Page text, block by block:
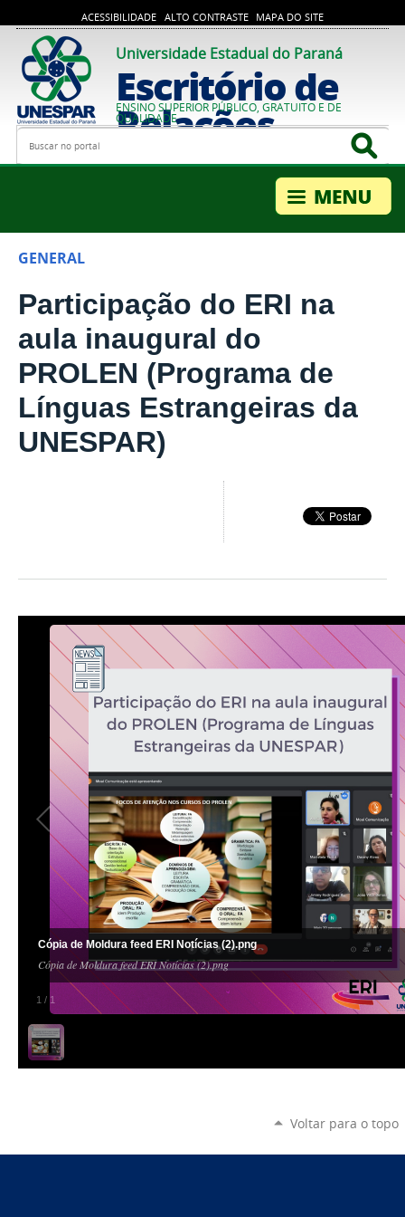
ACESSIBILIDADE ALTO CONTRASTE MAPA DO SITE
Universidade Estadual do Paraná
Escritório de
Relações
Internacionais
ENSINO SUPERIOR PÚBLICO, GRATUITO E DE
QUALIDADE
Busca
GENERAL
Participação do ERI na
aula inaugural do
PROLEN (Programa de
Línguas Estrangeiras da
UNESPAR)
1 / 1
Cópia de Moldura feed ERI Notícias (2).png
Cópia de Moldura feed ERI Notícias (2).png
Voltar para o topo